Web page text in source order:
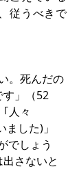
従うべきで
。死んだの
す」（52
人々
した)」
でしょう
さないと